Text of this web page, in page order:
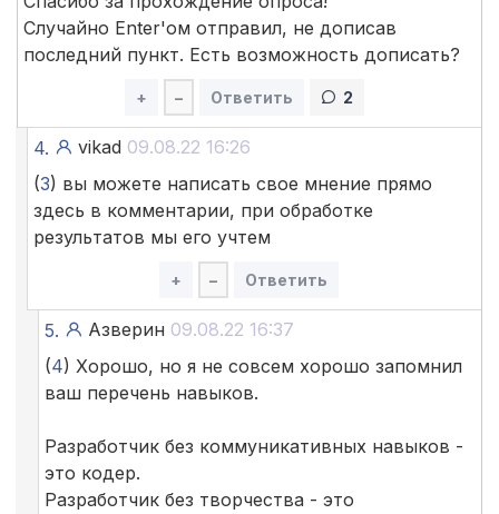
Случайно Enter'ом отправил, не дописав
последний пункт. Есть возможность дописать?
+ – Ответить 2
4. vikad 09.08.22 16:26
(3) вы можете написать свое мнение прямо
здесь в комментарии, при обработке
результатов мы его учтем
+ – Ответить
5. Азверин 09.08.22 16:37
(4) Хорошо, но я не совсем хорошо запомнил
ваш перечень навыков.
Разработчик без коммуникативных навыков -
это кодер.
Разработчик без творчества - это